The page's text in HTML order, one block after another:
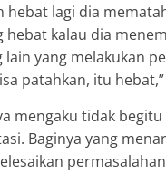
hebat lagi dia
hebat kalau dia
lain yang melakukan
patahkan, itu
mengaku tidak
Baginya yang